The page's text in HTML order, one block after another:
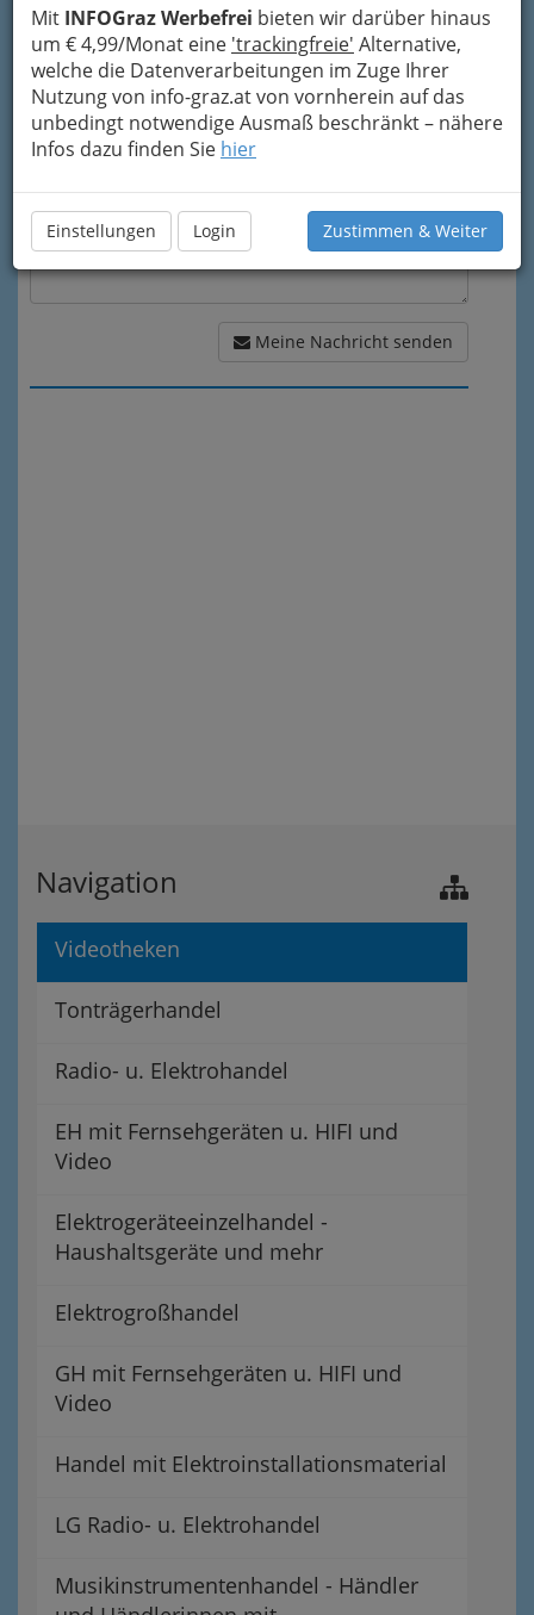
Mit INFOGraz Werbefrei bieten wir darüber hinaus
um € 4,99/Monat eine 'trackingfreie' Alternative,
welche die Datenverarbeitungen im Zuge Ihrer
Nutzung von info-graz.at von vornherein auf das
unbedingt notwendige Ausmaß beschränkt – nähere
Infos dazu finden Sie hier
Einstellungen Login Zustimmen & Weiter
Meine Nachricht
Meine Nachricht senden
Navigation
Videotheken
Tonträgerhandel
Radio- u. Elektrohandel
EH mit Fernsehgeräten u. HIFI und
Video
Elektrogeräteeinzelhandel -
Haushaltsgeräte und mehr
Elektrogroßhandel
GH mit Fernsehgeräten u. HIFI und
Video
Handel mit Elektroinstallationsmaterial
LG Radio- u. Elektrohandel
Musikinstrumentenhandel - Händler